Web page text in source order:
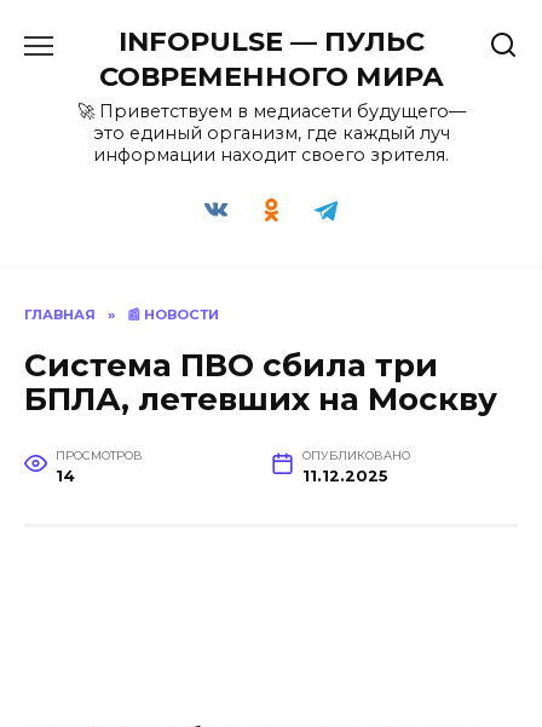
содержанию
INFOPULSE — ПУЛЬС
СОВРЕМЕННОГО МИРА
🚀 Приветствуем в медиасети будущего—
это единый организм, где каждый луч
информации находит своего зрителя.
ГЛАВНАЯ » 📰 НОВОСТИ
Система ПВО сбила три
БПЛА, летевших на Москву
ПРОСМОТРОВ
14
ОПУБЛИКОВАНО
11.12.2025